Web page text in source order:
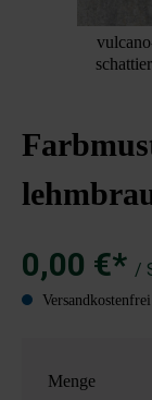
0,00 €* /
Versandkostenfrei
Menge